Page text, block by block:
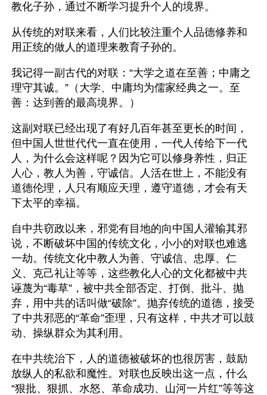
教化子孙，通过不断学习提升个人的境界。
从传统的对联来看，人们比较注重个人品德修养和
用正统的做人的道理来教育子孙的。
我记得一副古代的对联：“大学之道在至善；中庸之
理守其诚。”（大学、中庸均为儒家经典之一。至
善：达到善的最高境界。）
这副对联已经出现了有好几百年甚至更长的时间，
但中国人世世代代一直在使用，一代人传给下一代
人，为什么会这样呢？因为它可以修身养性，归正
人心，教人为善，守诚信。人活在世上，不能没有
道德伦理，人只有顺应天理，遵守道德，才会有天
下太平的幸福。
自中共窃政以来，邪党有目地的向中国人灌输其邪
说，不断破坏中国的传统文化，小小的对联也难逃
一劫。传统文化中教人为善、守诚信、忠厚、仁
义、克己礼让等等，这些教化人心的文化都被中共
诬蔑为“毒草”，被中共全部否定、打倒、批斗、抛
弃，用中共的话叫做“破除”。抛弃传统的道德，接受
了中共邪恶的“革命”歪理，只有这样，中共才可以鼓
动、操纵群众为其利用。
在中共统治下，人的道德被破坏的也很厉害，鼓励
放纵人的私欲和魔性。对联也反映出这一点，什么
“狠批、狠抓、水怒、革命成功、山河一片红”等等这